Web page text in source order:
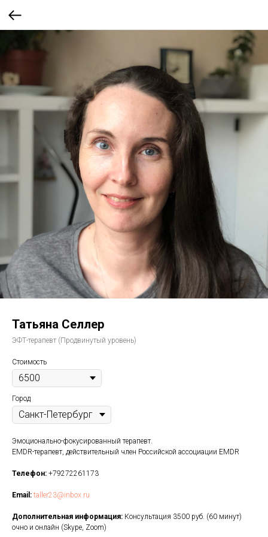
Татьяна Селлер
ЭФТ-терапевт (Продвинутый уровень)
Стоимость
Город
Эмоционально-фокусированный терапевт.
EMDR-терапевт, действительный член Российской ассоциации EMDR
Телефон: +79272261173
Email: taller23@inbox.ru
Дополнительная информация: Консультация 3500 руб. (60 минут)
очно и онлайн (Skype, Zoom)